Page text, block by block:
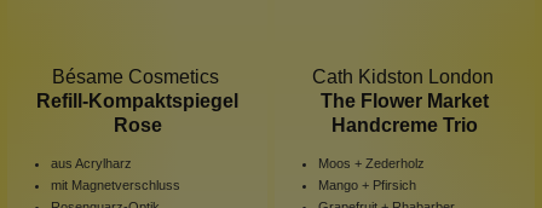
Bésame Cosmetics
Refill-Kompaktspiegel
Rose
aus Acrylharz
mit Magnetverschluss
Cath Kidston London
The Flower Market
Handcreme Trio
Moos + Zederholz
Mango + Pfirsich